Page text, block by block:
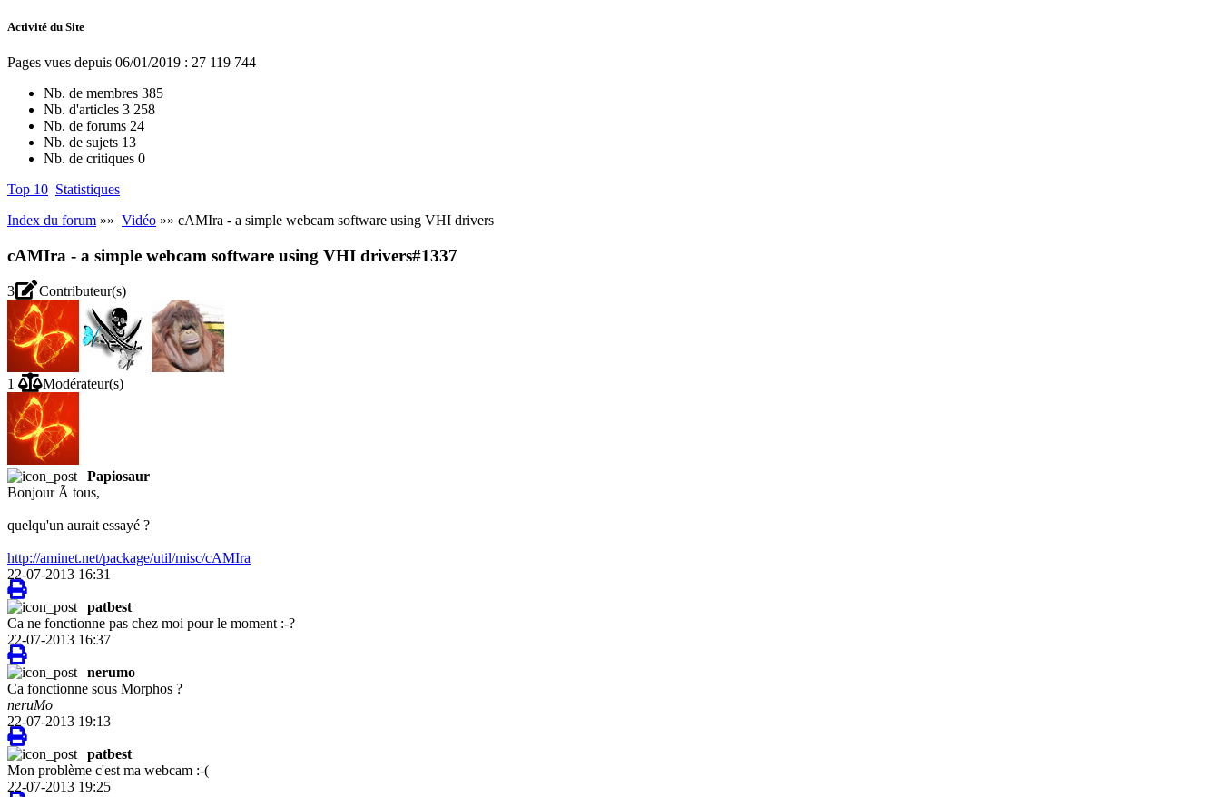
Activité du Site
Pages vues depuis 06/01/2019 : 27 119 744
Nb. de membres 385
Nb. d'articles 3 258
Nb. de forums 24
Nb. de sujets 13
Nb. de critiques 0
Top 10 Statistiques
Index du forum »» Vidéo »» cAMIra - a simple webcam software using VHI drivers
cAMIra - a simple webcam software using VHI drivers#1337
3 Contributeur(s)
1 Modérateur(s)
Papiosaur
Bonjour Ã tous,
quelqu'un aurait essayé ?
http://aminet.net/package/util/misc/cAMIra
22-07-2013 16:31
patbest
Ca ne fonctionne pas chez moi pour le moment :-?
22-07-2013 16:37
nerumo
Ca fonctionne sous Morphos ?
neruMo
22-07-2013 19:13
patbest
Mon problème c'est ma webcam :-(
22-07-2013 19:25